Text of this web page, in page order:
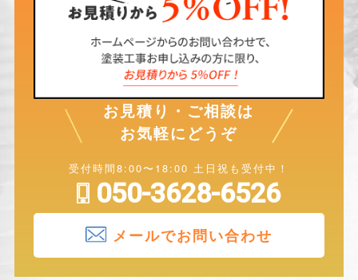
お見積り・ご相談は
お気軽にどうぞ
受付時間8:00〜18:00 土日祝も受付中！
050-3628-6526
メールでお問い合わせ